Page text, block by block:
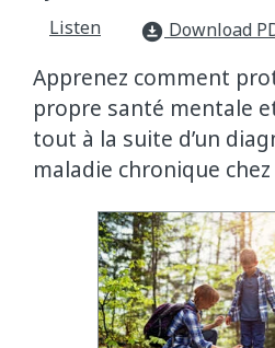
Listen
download_for_offline Download
Apprenez comment
propre santé mentale
tout à la suite d’un
maladie chronique